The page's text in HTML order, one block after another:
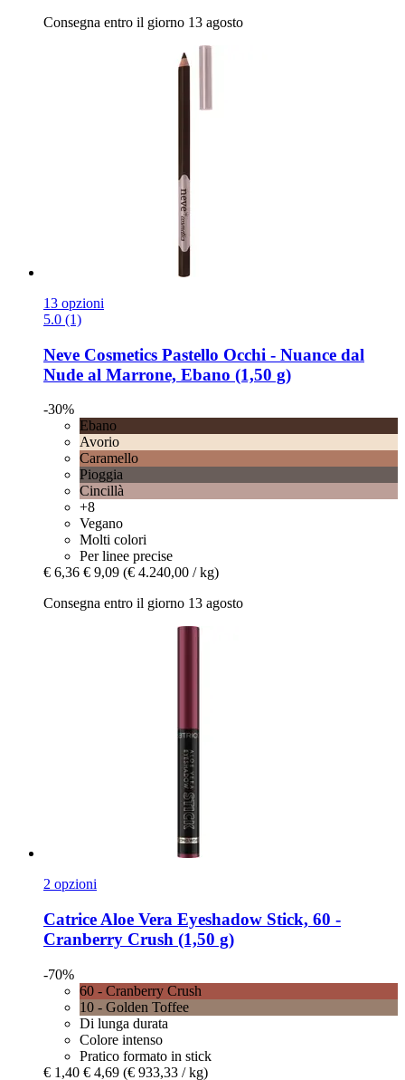
Consegna entro il giorno 13 agosto
13 opzioni
5.0 (1)
Neve Cosmetics Pastello Occhi -​ Nuance dal
Nude al Marrone, Ebano (1,50 g)
-30%
Ebano
Avorio
Caramello
Pioggia
Cincillà
+8
Vegano
Molti colori
Per linee precise
€ 6,36 € 9,09 (€ 4.240,00 / kg)
Consegna entro il giorno 13 agosto
2 opzioni
Catrice Aloe Vera Eyeshadow Stick, 60 -​
Cranberry Crush (1,50 g)
-70%
60 - Cranberry Crush
10 - Golden Toffee
Di lunga durata
Colore intenso
Pratico formato in stick
€ 1,40 € 4,69 (€ 933,33 / kg)